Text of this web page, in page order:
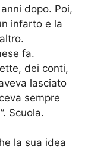
dopo. Poi,
infarto e la
fa.
dei conti,
lasciato
sempre
Scuola.
la sua idea